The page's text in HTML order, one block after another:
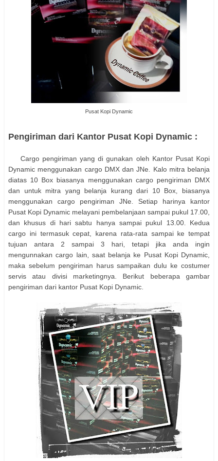
Pusat Kopi Dynamic
Pengiriman dari Kantor Pusat Kopi Dynamic :
Cargo pengiriman yang di gunakan oleh Kantor Pusat Kopi
Dynamic menggunakan cargo DMX dan JNe. Kalo mitra belanja
diatas 10 Box biasanya menggunakan cargo pengiriman DMX
dan untuk mitra yang belanja kurang dari 10 Box, biasanya
menggunakan cargo pengiriman JNe. Setiap harinya kantor
Pusat Kopi Dynamic melayani pembelanjaan sampai pukul 17.00,
dan khusus di hari sabtu hanya sampai pukul 13.00. Kedua
cargo ini termasuk cepat, karena rata-rata sampai ke tempat
tujuan antara 2 sampai 3 hari, tetapi jika anda ingin
mengunnakan cargo lain, saat belanja ke Pusat Kopi Dynamic,
maka sebelum pengiriman harus sampaikan dulu ke costumer
servis atau divisi marketingnya. Berikut beberapa gambar
pengiriman dari kantor Pusat Kopi Dynamic.